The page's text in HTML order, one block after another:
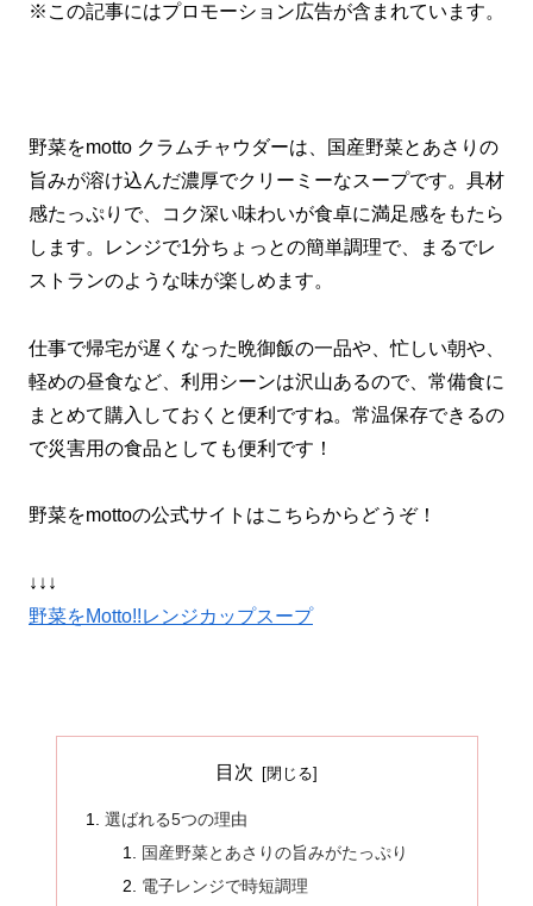
※この記事にはプロモーション広告が含まれています。
野菜をmotto クラムチャウダーは、国産野菜とあさりの
旨みが溶け込んだ濃厚でクリーミーなスープです。具材
感たっぷりで、コク深い味わいが食卓に満足感をもたら
します。レンジで1分ちょっとの簡単調理で、まるでレ
ストランのような味が楽しめます。
仕事で帰宅が遅くなった晩御飯の一品や、忙しい朝や、
軽めの昼食など、利用シーンは沢山あるので、常備食に
まとめて購入しておくと便利ですね。常温保存できるの
で災害用の食品としても便利です！
野菜をmottoの公式サイトはこちらからどうぞ！
↓↓↓
野菜をMotto!!レンジカップスープ
目次
選ばれる5つの理由
国産野菜とあさりの旨みがたっぷり
電子レンジで時短調理